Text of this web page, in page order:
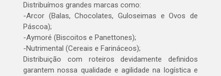
Distribuímos grandes marcas como:
-Arcor (Balas, Chocolates, Guloseimas e Ovos de
Páscoa);
-Aymoré (Biscoitos e Panettones);
-Nutrimental (Cereais e Farináceos);
Distribuição com roteiros devidamente definidos
garantem nossa qualidade e agilidade na logística e